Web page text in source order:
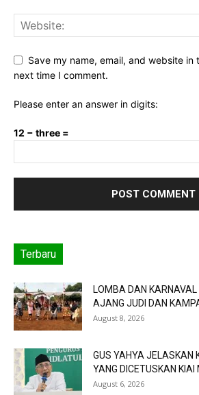
Save my name, email, and website in
next time I comment.
Please enter an answer in digits:
12 − three =
Terbaru
LOMBA DAN
AJANG JUDI DAN
August 8, 2026
GUS YAHYA JELASKAN
YANG DICETUSKAN KIAI
August 6, 2026